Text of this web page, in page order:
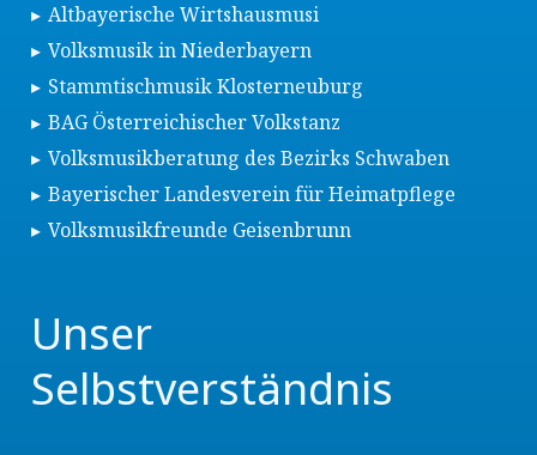
Altbayerische Wirtshausmusi
Volksmusik in Niederbayern
Stammtischmusik Klosterneuburg
BAG Österreichischer Volkstanz
Volksmusikberatung des Bezirks Schwaben
Bayerischer Landesverein für Heimatpflege
Volksmusikfreunde Geisenbrunn
Unser
Selbstverständnis